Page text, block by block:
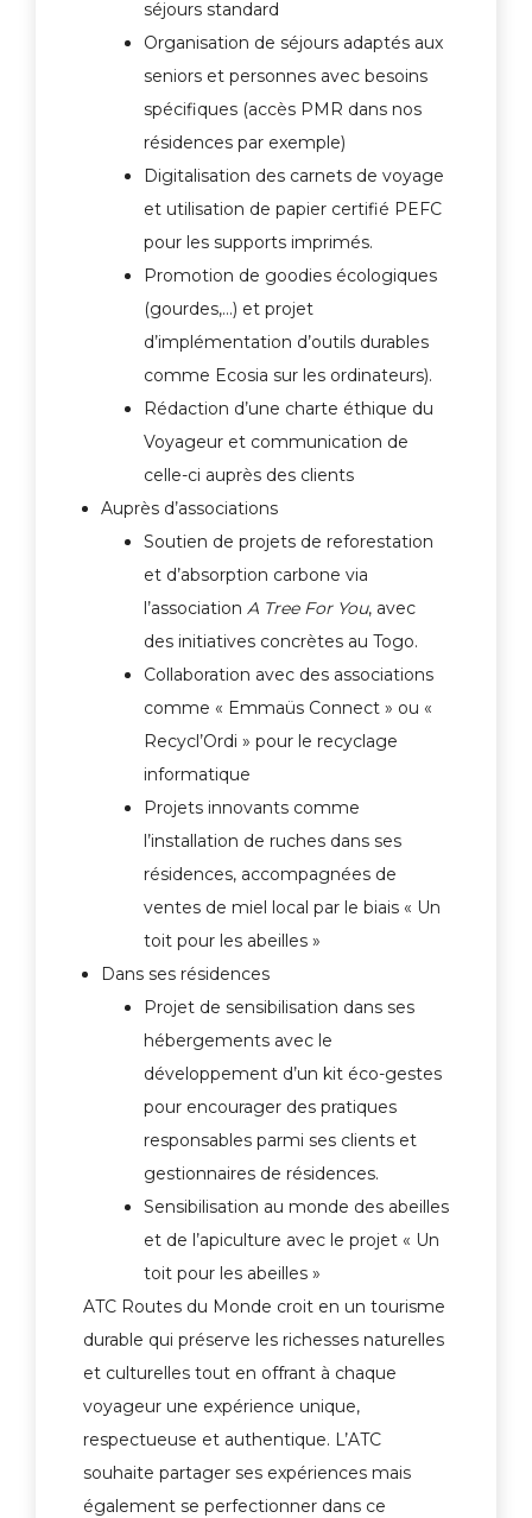
séjours standard
Organisation de séjours adaptés aux
seniors et personnes avec besoins
spécifiques (accès PMR dans nos
résidences par exemple)
Digitalisation des carnets de voyage
et utilisation de papier certifié PEFC
pour les supports imprimés.
Promotion de goodies écologiques
(gourdes,…) et projet
d’implémentation d’outils durables
comme Ecosia sur les ordinateurs).
Rédaction d’une charte éthique du
Voyageur et communication de
celle-ci auprès des clients
Auprès d’associations
Soutien de projets de reforestation
et d’absorption carbone via
l’association A Tree For You, avec
des initiatives concrètes au Togo.
Collaboration avec des associations
comme « Emmaüs Connect » ou «
Recycl’Ordi » pour le recyclage
informatique
Projets innovants comme
l’installation de ruches dans ses
résidences, accompagnées de
ventes de miel local par le biais « Un
toit pour les abeilles »
Dans ses résidences
Projet de sensibilisation dans ses
hébergements avec le
développement d’un kit éco-gestes
pour encourager des pratiques
responsables parmi ses clients et
gestionnaires de résidences.
Sensibilisation au monde des abeilles
et de l’apiculture avec le projet « Un
toit pour les abeilles »
ATC Routes du Monde croit en un tourisme
durable qui préserve les richesses naturelles
et culturelles tout en offrant à chaque
voyageur une expérience unique,
respectueuse et authentique. L’ATC
souhaite partager ses expériences mais
également se perfectionner dans ce